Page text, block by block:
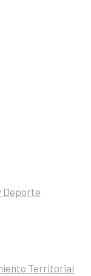
Deporte
Territorial